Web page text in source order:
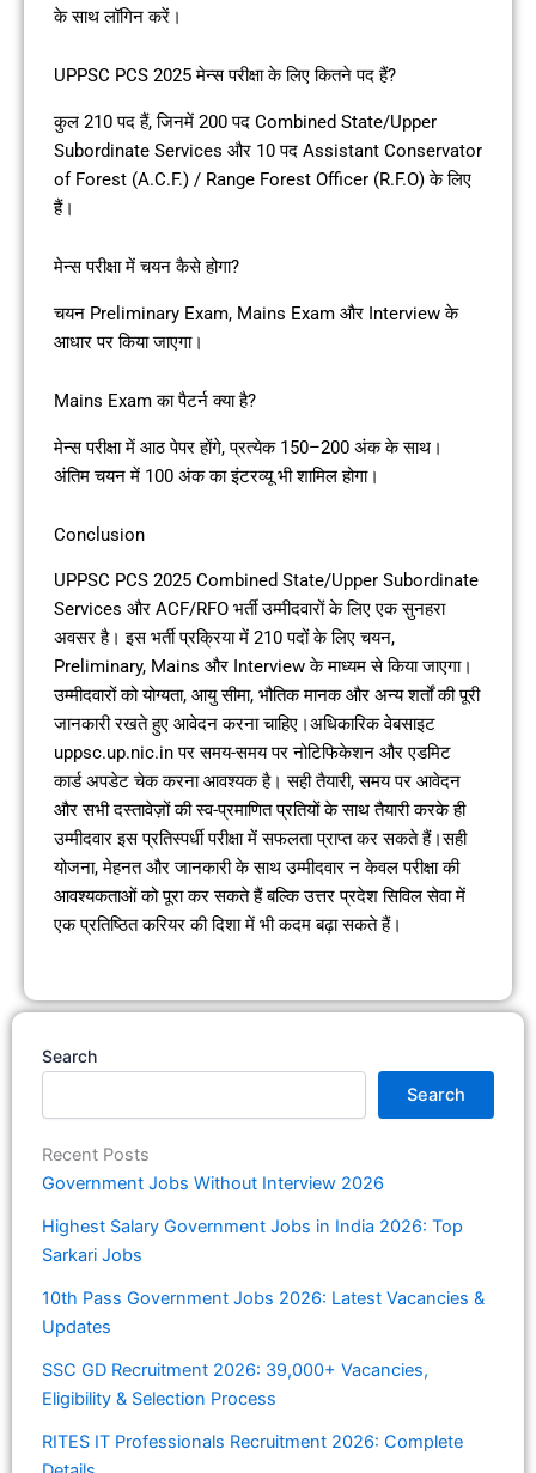
के साथ लॉगिन करें।
UPPSC PCS 2025 मेन्स परीक्षा के लिए कितने पद हैं?
कुल 210 पद हैं, जिनमें 200 पद Combined State/Upper
Subordinate Services और 10 पद Assistant Conservator
of Forest (A.C.F.) / Range Forest Officer (R.F.O) के लिए
हैं।
मेन्स परीक्षा में चयन कैसे होगा?
चयन Preliminary Exam, Mains Exam और Interview के
आधार पर किया जाएगा।
Mains Exam का पैटर्न क्या है?
मेन्स परीक्षा में आठ पेपर होंगे, प्रत्येक 150–200 अंक के साथ।
अंतिम चयन में 100 अंक का इंटरव्यू भी शामिल होगा।
Conclusion
UPPSC PCS 2025 Combined State/Upper Subordinate
Services और ACF/RFO भर्ती उम्मीदवारों के लिए एक सुनहरा
अवसर है। इस भर्ती प्रक्रिया में 210 पदों के लिए चयन,
Preliminary, Mains और Interview के माध्यम से किया जाएगा।
उम्मीदवारों को योग्यता, आयु सीमा, भौतिक मानक और अन्य शर्तों की पूरी
जानकारी रखते हुए आवेदन करना चाहिए।अधिकारिक वेबसाइट
uppsc.up.nic.in पर समय-समय पर नोटिफिकेशन और एडमिट
कार्ड अपडेट चेक करना आवश्यक है। सही तैयारी, समय पर आवेदन
और सभी दस्तावेज़ों की स्व-प्रमाणित प्रतियों के साथ तैयारी करके ही
उम्मीदवार इस प्रतिस्पर्धी परीक्षा में सफलता प्राप्त कर सकते हैं।सही
योजना, मेहनत और जानकारी के साथ उम्मीदवार न केवल परीक्षा की
आवश्यकताओं को पूरा कर सकते हैं बल्कि उत्तर प्रदेश सिविल सेवा में
एक प्रतिष्ठित करियर की दिशा में भी कदम बढ़ा सकते हैं।
Search
Search
Recent Posts
Government Jobs Without Interview 2026
Highest Salary Government Jobs in India 2026: Top
Sarkari Jobs
10th Pass Government Jobs 2026: Latest Vacancies &
Updates
SSC GD Recruitment 2026: 39,000+ Vacancies,
Eligibility & Selection Process
RITES IT Professionals Recruitment 2026: Complete